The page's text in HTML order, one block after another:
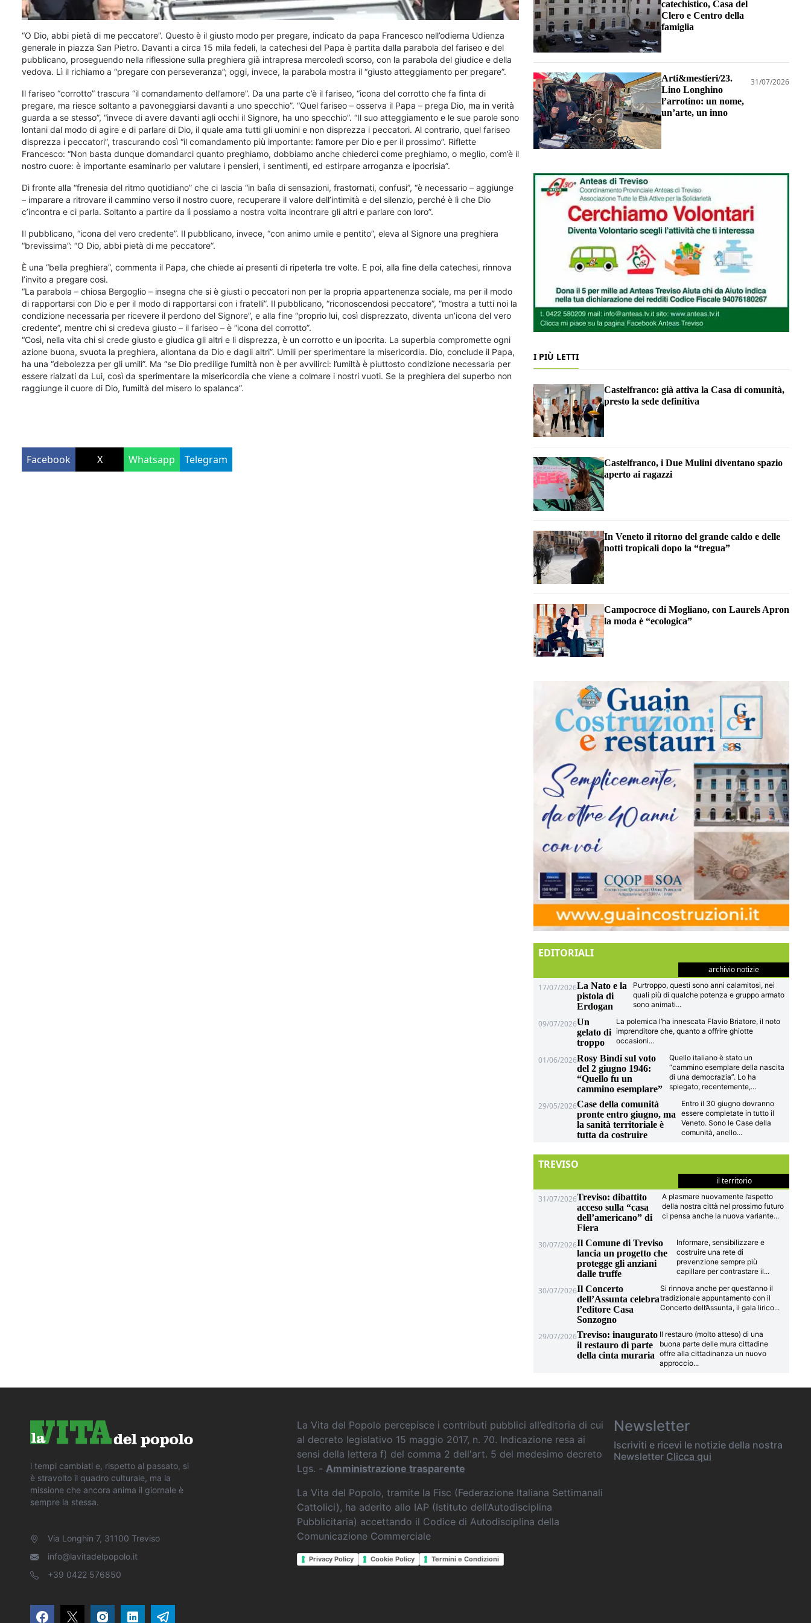
“O Dio, abbi pietà di me peccatore”. Questo è il giusto modo per pregare, indicato da papa Francesco nell’odierna Udienza
generale in piazza San Pietro. Davanti a circa 15 mila fedeli, la catechesi del Papa è partita dalla parabola del fariseo e del
pubblicano, proseguendo nella riflessione sulla preghiera già intrapresa mercoledì scorso, con la parabola del giudice e della
vedova. Lì il richiamo a “pregare con perseveranza”; oggi, invece, la parabola mostra il “giusto atteggiamento per pregare”.
Il fariseo “corrotto” trascura “il comandamento dell’amore”. Da una parte c’è il fariseo, “icona del corrotto che fa finta di
pregare, ma riesce soltanto a pavoneggiarsi davanti a uno specchio”. “Quel fariseo – osserva il Papa – prega Dio, ma in verità
guarda a se stesso”, “invece di avere davanti agli occhi il Signore, ha uno specchio”. “Il suo atteggiamento e le sue parole sono
lontani dal modo di agire e di parlare di Dio, il quale ama tutti gli uomini e non disprezza i peccatori. Al contrario, quel fariseo
disprezza i peccatori”, trascurando così “il comandamento più importante: l’amore per Dio e per il prossimo”. Riflette
Francesco: “Non basta dunque domandarci quanto preghiamo, dobbiamo anche chiederci come preghiamo, o meglio, com’è il
nostro cuore: è importante esaminarlo per valutare i pensieri, i sentimenti, ed estirpare arroganza e ipocrisia”.
Di fronte alla “frenesia del ritmo quotidiano” che ci lascia “in balìa di sensazioni, frastornati, confusi”, “è necessario – aggiunge
– imparare a ritrovare il cammino verso il nostro cuore, recuperare il valore dell’intimità e del silenzio, perché è lì che Dio
c’incontra e ci parla. Soltanto a partire da lì possiamo a nostra volta incontrare gli altri e parlare con loro”.
Il pubblicano, “icona del vero credente”. Il pubblicano, invece, “con animo umile e pentito”, eleva al Signore una preghiera
“brevissima”: “O Dio, abbi pietà di me peccatore”.
È una “bella preghiera”, commenta il Papa, che chiede ai presenti di ripeterla tre volte. E poi, alla fine della catechesi, rinnova
l’invito a pregare così.
“La parabola – chiosa Bergoglio – insegna che si è giusti o peccatori non per la propria appartenenza sociale, ma per il modo
di rapportarsi con Dio e per il modo di rapportarsi con i fratelli”. Il pubblicano, “riconoscendosi peccatore”, “mostra a tutti noi la
condizione necessaria per ricevere il perdono del Signore”, e alla fine “proprio lui, così disprezzato, diventa un’icona del vero
credente”, mentre chi si credeva giusto – il fariseo – è “icona del corrotto”.
“Così, nella vita chi si crede giusto e giudica gli altri e li disprezza, è un corrotto e un ipocrita. La superbia compromette ogni
azione buona, svuota la preghiera, allontana da Dio e dagli altri”. Umili per sperimentare la misericordia. Dio, conclude il Papa,
ha una “debolezza per gli umili”. Ma “se Dio predilige l’umiltà non è per avvilirci: l’umiltà è piuttosto condizione necessaria per
essere rialzati da Lui, così da sperimentare la misericordia che viene a colmare i nostri vuoti. Se la preghiera del superbo non
raggiunge il cuore di Dio, l’umiltà del misero lo spalanca”.
Facebook X Whatsapp Telegram
catechistico, Casa del
Clero e Centro della
famiglia
Arti&mestieri/23.
Lino Longhino
l’arrotino: un nome,
un’arte, un inno
31/07/2026
I PIÙ LETTI
Castelfranco: già attiva la Casa di comunità,
presto la sede definitiva
Castelfranco, i Due Mulini diventano spazio
aperto ai ragazzi
In Veneto il ritorno del grande caldo e delle
notti tropicali dopo la “tregua”
Campocroce di Mogliano, con Laurels Apron
la moda è “ecologica”
EDITORIALI
archivio notizie
17/07/2026La Nato e la
pistola di
Erdogan
Purtroppo, questi sono anni calamitosi, nei
quali più di qualche potenza e gruppo armato
sono animati...
09/07/2026Un
gelato di
troppo
La polemica l’ha innescata Flavio Briatore, il noto
imprenditore che, quanto a offrire ghiotte
occasioni...
01/06/2026Rosy Bindi sul voto
del 2 giugno 1946:
“Quello fu un
cammino esemplare”
Quello italiano è stato un
“cammino esemplare della nascita
di una democrazia”. Lo ha
spiegato, recentemente,...
29/05/2026Case della comunità
pronte entro giugno, ma
la sanità territoriale è
tutta da costruire
Entro il 30 giugno dovranno
essere completate in tutto il
Veneto. Sono le Case della
comunità, anello...
TREVISO
il territorio
31/07/2026Treviso: dibattito
acceso sulla “casa
dell’americano” di
Fiera
A plasmare nuovamente l’aspetto
della nostra città nel prossimo futuro
ci pensa anche la nuova variante...
30/07/2026Il Comune di Treviso
lancia un progetto che
protegge gli anziani
dalle truffe
Informare, sensibilizzare e
costruire una rete di
prevenzione sempre più
capillare per contrastare il...
30/07/2026Il Concerto
dell’Assunta celebra
l’editore Casa
Sonzogno
Si rinnova anche per quest’anno il
tradizionale appuntamento con il
Concerto dell’Assunta, il gala lirico...
29/07/2026Treviso: inaugurato
il restauro di parte
della cinta muraria
Il restauro (molto atteso) di una
buona parte delle mura cittadine
offre alla cittadinanza un nuovo
approccio...
i tempi cambiati e, rispetto al passato, si
è stravolto il quadro culturale, ma la
missione che ancora anima il giornale è
sempre la stessa.
Via Longhin 7, 31100 Treviso
info@lavitadelpopolo.it
+39 0422 576850
La Vita del Popolo percepisce i contributi pubblici all’editoria di cui
al decreto legislativo 15 maggio 2017, n. 70. Indicazione resa ai
sensi della lettera f) del comma 2 dell'art. 5 del medesimo decreto
Lgs. -Amministrazione trasparente
La Vita del Popolo, tramite la Fisc (Federazione Italiana Settimanali
Cattolici), ha aderito allo IAP (Istituto dell’Autodisciplina
Pubblicitaria) accettando il Codice di Autodisciplina della
Comunicazione Commerciale
Privacy Policy Cookie Policy Termini e Condizioni
Newsletter
Iscriviti e ricevi le notizie della nostra
Newsletter Clicca qui